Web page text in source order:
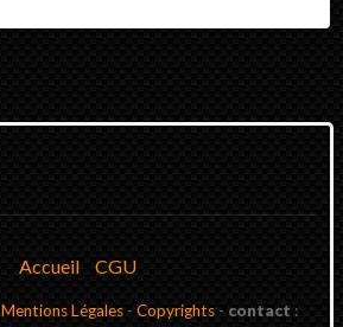
Accueil CGU
Mentions Légales- Copyrights- contact :